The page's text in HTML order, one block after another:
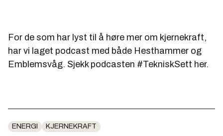
For de som har lyst til å høre mer om kjernekraft,
har vi laget podcast med både Hesthammer og
Emblemsvåg. Sjekk podcasten #TekniskSett her.
ENERGI KJERNEKRAFT